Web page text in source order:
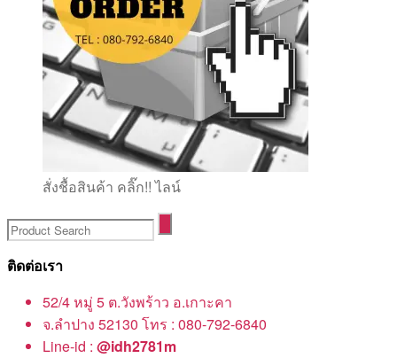
สั่งชื้อสินค้า คลิ๊ก!! ไลน์
ติดต่อเรา
52/4 หมู่ 5 ต.วังพร้าว อ.เกาะคา
จ.ลำปาง 52130 โทร : 080-792-6840
Line-id : @idh2781m